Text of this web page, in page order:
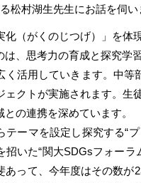
松村湖生先生にお話を伺い
化（がくのじつげ）」を
、思考力の育成と探究学
く活用していきます。中等
ェクトが実施されます。
の連携を深めています。
ーマを設定し探究する“
招いた“関大SDGsフォー
あって、今年度はその数